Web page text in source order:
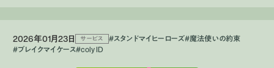
2026年01月23日 サービス #スタンドマイヒーローズ#魔法使いの約束
#ブレイクマイケース#coly ID